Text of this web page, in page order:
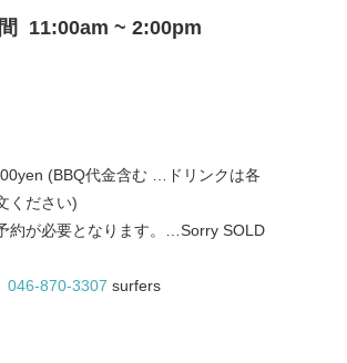
11:00am ~ 2:00pm
(BBQ代金含む …ドリンクは各
ください)
約が必要となります。…Sorry SOLD
046-870-3307 surfers